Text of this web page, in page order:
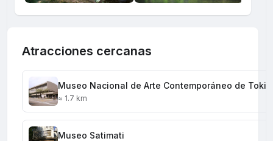
Atracciones cercanas
Museo Nacional de Arte Contemporáneo de Tokio
≈ 1.7 km
Museo Satimati